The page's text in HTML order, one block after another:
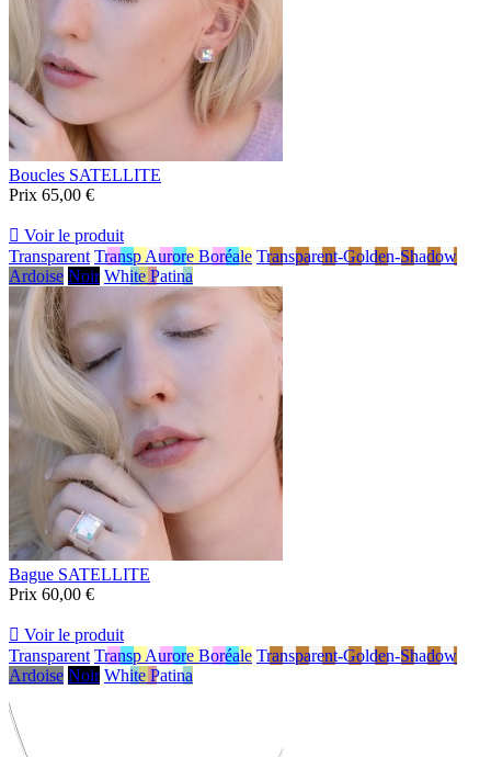
Boucles SATELLITE
Prix 65,00 €
 Voir le produit
Transparent Transp Aurore Boréale Transparent-Golden-Shadow
Ardoise Noir White Patina
Bague SATELLITE
Prix 60,00 €
 Voir le produit
Transparent Transp Aurore Boréale Transparent-Golden-Shadow
Ardoise Noir White Patina